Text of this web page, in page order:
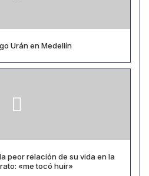
Urán en Medellín
peor relación de su vida en la
«me tocó huir»